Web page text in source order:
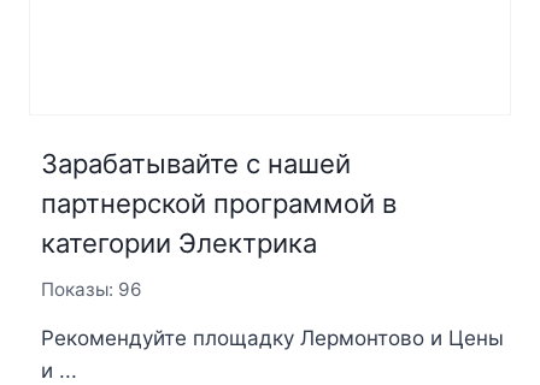
Зарабатывайте с нашей
партнерской программой в
категории Электрика
Показы: 96
Рекомендуйте площадку Лермонтово и Цены
и ...